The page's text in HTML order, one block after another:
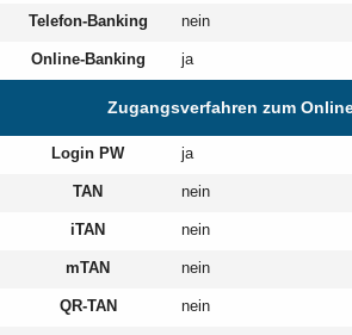
Telefon-Banking nein
Online-Banking ja
Zugangsverfahren zum
Login PW ja
TAN nein
iTAN nein
mTAN nein
QR-TAN nein